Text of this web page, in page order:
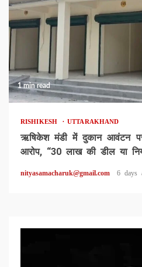
1 min read
RISHIKESH UTTARAKHAND
ऋषिकेश मंडी में दुकान आवंटन पर
आरोप, “30 लाख की डील या
nityasamacharuk@gmail.com 6 days